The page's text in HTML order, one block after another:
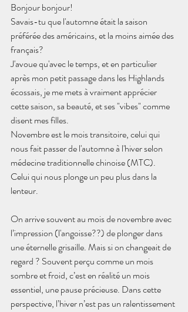
Bonjour bonjour!
Savais-tu que l'automne était la saison
préférée des américains, et la moins aimée des
français?
J'avoue qu'avec le temps, et en particulier
après mon petit passage dans les Highlands
écossais, je me mets à vraiment apprécier
cette saison, sa beauté, et ses "vibes" comme
disent mes filles.
Novembre est le mois transitoire, celui qui
nous fait passer de l'automne à l'hiver selon
médecine traditionnelle chinoise (MTC).
Celui qui nous plonge un peu plus dans la
lenteur.
On arrive souvent au mois de novembre avec
l’impression (l'angoisse??) de plonger dans
une éternelle grisaille. Mais si on changeait de
regard ? Souvent perçu comme un mois
sombre et froid, c’est en réalité un mois
essentiel, une pause précieuse. Dans cette
perspective, l’hiver n’est pas un ralentissement